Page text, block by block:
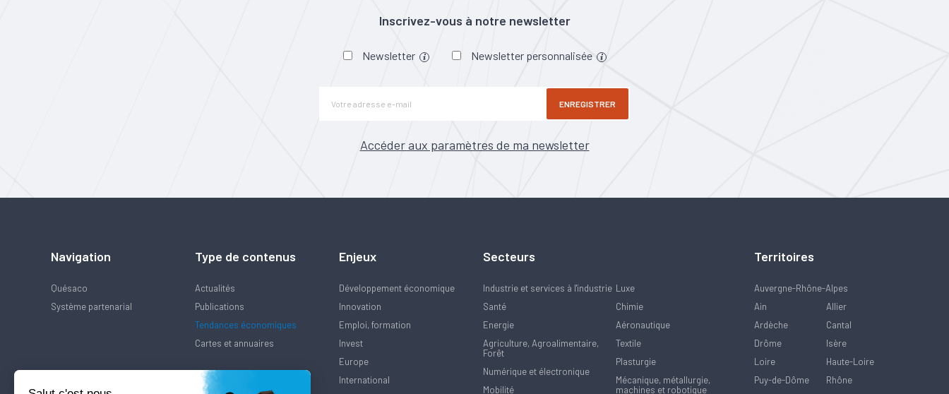
Inscrivez-vous à notre newsletter
Newsletter Newsletter personnalisée
ENREGISTRER
Accéder aux paramètres de ma newsletter
Navigation
Quésaco
Système partenarial
Type de contenus
Actualités
Publications
Tendances économiques
Cartes et annuaires
Enjeux
Développement économique
Innovation
Emploi, formation
Invest
Europe
International
Secteurs
Industrie et services à l'industrie
Santé
Energie
Agriculture, Agroalimentaire,
Forêt
Numérique et électronique
Mobilité
Luxe
Chimie
Aéronautique
Textile
Plasturgie
Mécanique, métallurgie,
machines et robotique
Territoires
Auvergne-Rhône-Alpes
Ain
Allier
Ardèche
Cantal
Drôme
Isère
Loire
Haute-Loire
Puy-de-Dôme
Rhône